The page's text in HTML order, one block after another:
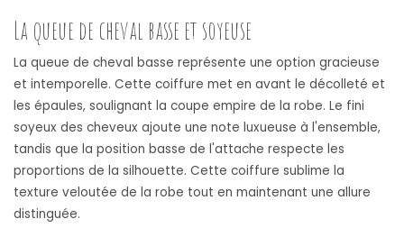
La queue de cheval basse et soyeuse
La queue de cheval basse représente une option gracieuse
et intemporelle. Cette coiffure met en avant le décolleté et
les épaules, soulignant la coupe empire de la robe. Le fini
soyeux des cheveux ajoute une note luxueuse à l'ensemble,
tandis que la position basse de l'attache respecte les
proportions de la silhouette. Cette coiffure sublime la
texture veloutée de la robe tout en maintenant une allure
distinguée.